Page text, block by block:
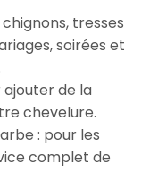
tresses
soirées et
ajouter de la
chevelure.
: pour les
complet de